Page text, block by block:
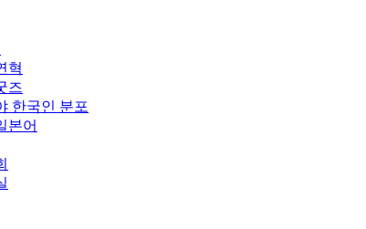
혁
즈
한국인 분포
본어